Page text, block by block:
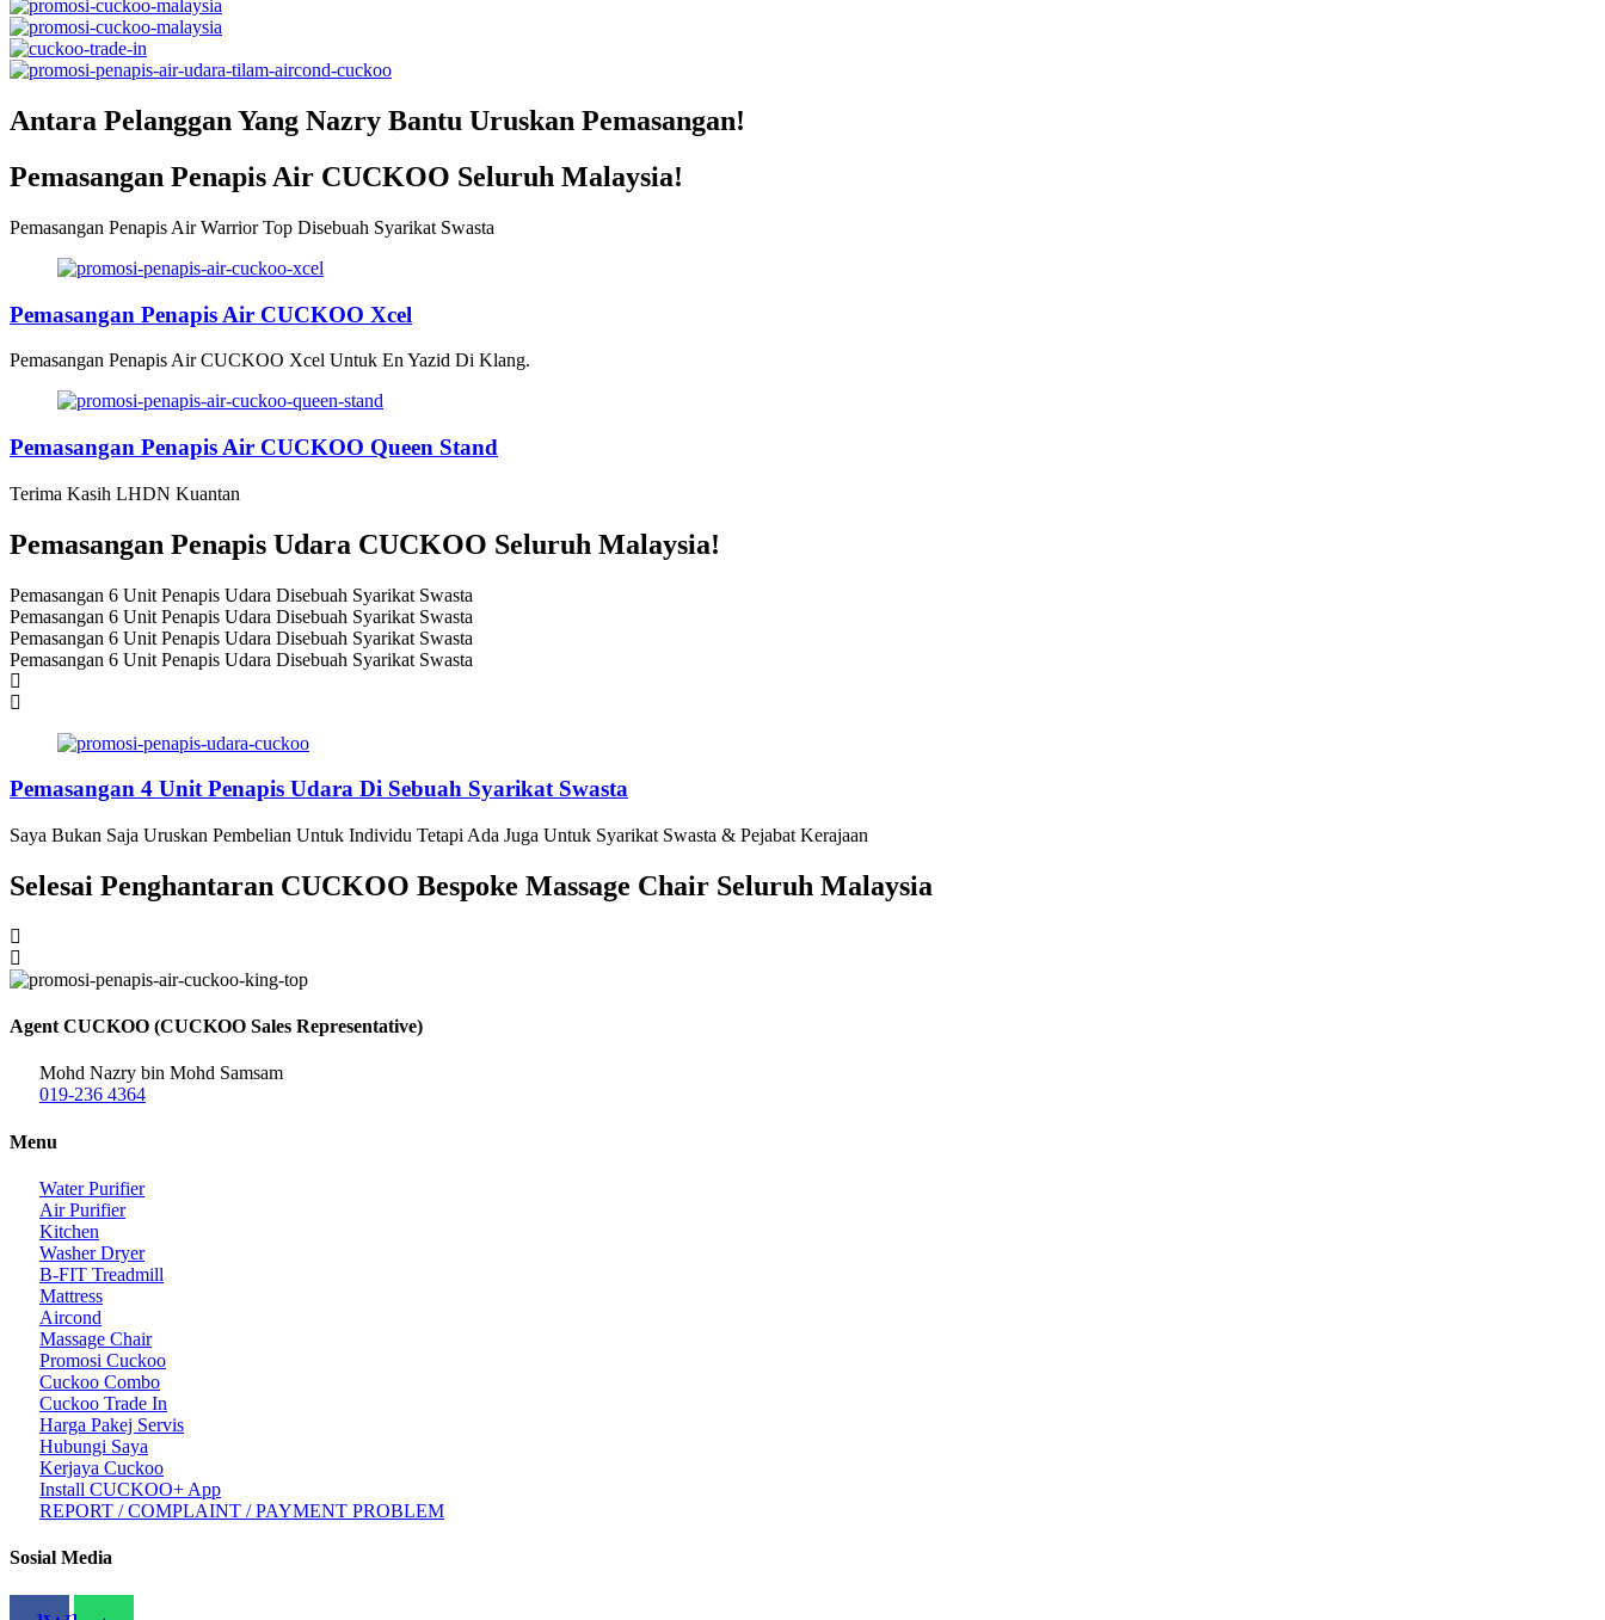
Antara Pelanggan Yang Nazry Bantu Uruskan Pemasangan!
Pemasangan Penapis Air CUCKOO Seluruh Malaysia!
Pemasangan Penapis Air Warrior Top Disebuah Syarikat Swasta
Pemasangan Penapis Air CUCKOO Xcel
Pemasangan Penapis Air CUCKOO Xcel Untuk En Yazid Di Klang.
Pemasangan Penapis Air CUCKOO Queen Stand
Terima Kasih LHDN Kuantan
Pemasangan Penapis Udara CUCKOO Seluruh Malaysia!
Pemasangan 6 Unit Penapis Udara Disebuah Syarikat Swasta
Pemasangan 6 Unit Penapis Udara Disebuah Syarikat Swasta
Pemasangan 6 Unit Penapis Udara Disebuah Syarikat Swasta
Pemasangan 6 Unit Penapis Udara Disebuah Syarikat Swasta
Pemasangan 4 Unit Penapis Udara Di Sebuah Syarikat Swasta
Saya Bukan Saja Uruskan Pembelian Untuk Individu Tetapi Ada Juga Untuk Syarikat Swasta & Pejabat Kerajaan
Selesai Penghantaran CUCKOO Bespoke Massage Chair Seluruh Malaysia
Agent CUCKOO (CUCKOO Sales Representative)
Mohd Nazry bin Mohd Samsam
019-236 4364
Menu
Water Purifier
Air Purifier
Kitchen
Washer Dryer
B-FIT Treadmill
Mattress
Aircond
Massage Chair
Promosi Cuckoo
Cuckoo Combo
Cuckoo Trade In
Harga Pakej Servis
Hubungi Saya
Kerjaya Cuckoo
Install CUCKOO+ App
REPORT / COMPLAINT / PAYMENT PROBLEM
Sosial Media